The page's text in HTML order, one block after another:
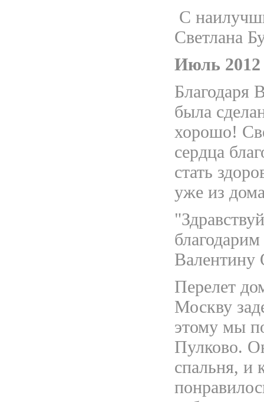
С
Светлана
Июль 2012
была
хорошо!
сердца
стать
уже из
Валентину
Перелет
Москву
этому мы
Пулково.
спальня, и